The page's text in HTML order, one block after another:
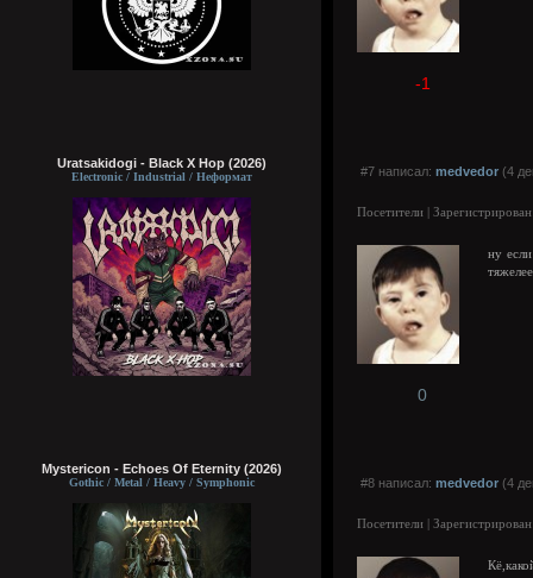
Uratsakidogi - Black X Hop (2026)
Electronic / Industrial / Неформат
Mystericon - Echoes Of Eternity (2026)
Gothic / Metal / Heavy / Symphonic
-1
#7 написал: medvedor (4
Посетители |
ну
0
#8 написал: medvedor (4
Посетители |